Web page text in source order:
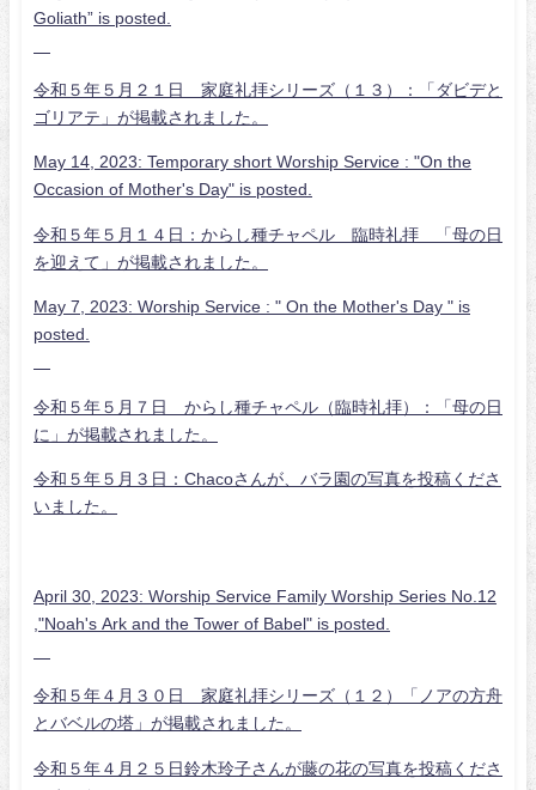
Goliath” is posted.
令和５年５月２１日 家庭礼拝シリーズ（１３）：「ダビデと
ゴリアテ」が掲載されました。
May 14, 2023: Temporary short Worship Service : "On the
Occasion of Mother's Day" is posted.
令和５年５月１４日：からし種チャペル 臨時礼拝 「母の日
を迎えて」が掲載されました。
May 7, 2023: Worship Service : " On the Mother's Day " is
posted.
令和５年５月７日 からし種チャペル（臨時礼拝）：「母の日
に」が掲載されました。
令和５年５月３日：Chacoさんが、バラ園の写真を投稿くださ
いました。
April 30, 2023: Worship Service Family Worship Series No.12
,"Noah's Ark and the Tower of Babel" is posted.
令和５年４月３０日 家庭礼拝シリーズ（１２）「ノアの方舟
とバベルの塔」が掲載されました。
令和５年４月２５日鈴木玲子さんが藤の花の写真を投稿くださ